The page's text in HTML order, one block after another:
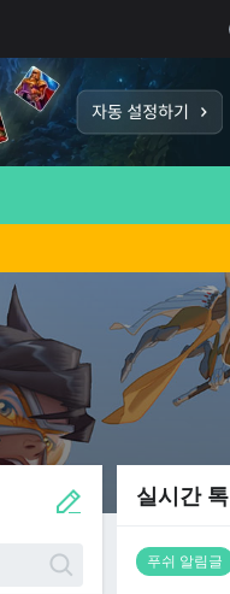
실시간 톡
푸쉬 알림글